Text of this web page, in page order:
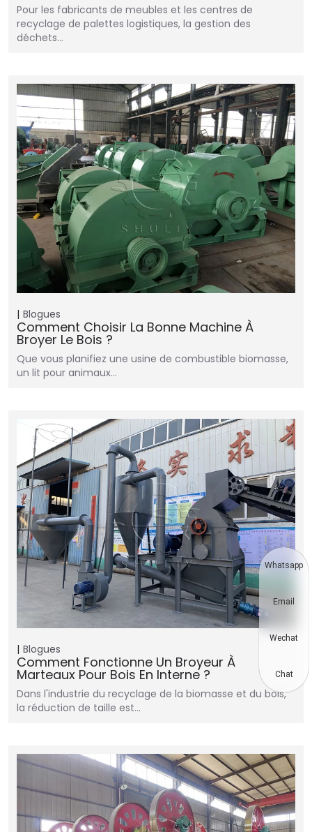
Pour les fabricants de meubles et les centres de
recyclage de palettes logistiques, la gestion des
déchets…
Blogues
Comment Choisir La Bonne Machine À
Broyer Le Bois ?
Que vous planifiez une usine de combustible biomasse,
un lit pour animaux…
Blogues
Comment Fonctionne Un Broyeur À
Marteaux Pour Bois En Interne ?
Dans l'industrie du recyclage de la biomasse et du bois,
la réduction de taille est…
Whatsapp
Email
Wechat
Chat